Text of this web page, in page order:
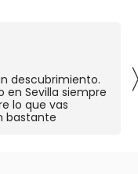
descubrimiento.
en Sevilla siempre
lo que vas
bastante